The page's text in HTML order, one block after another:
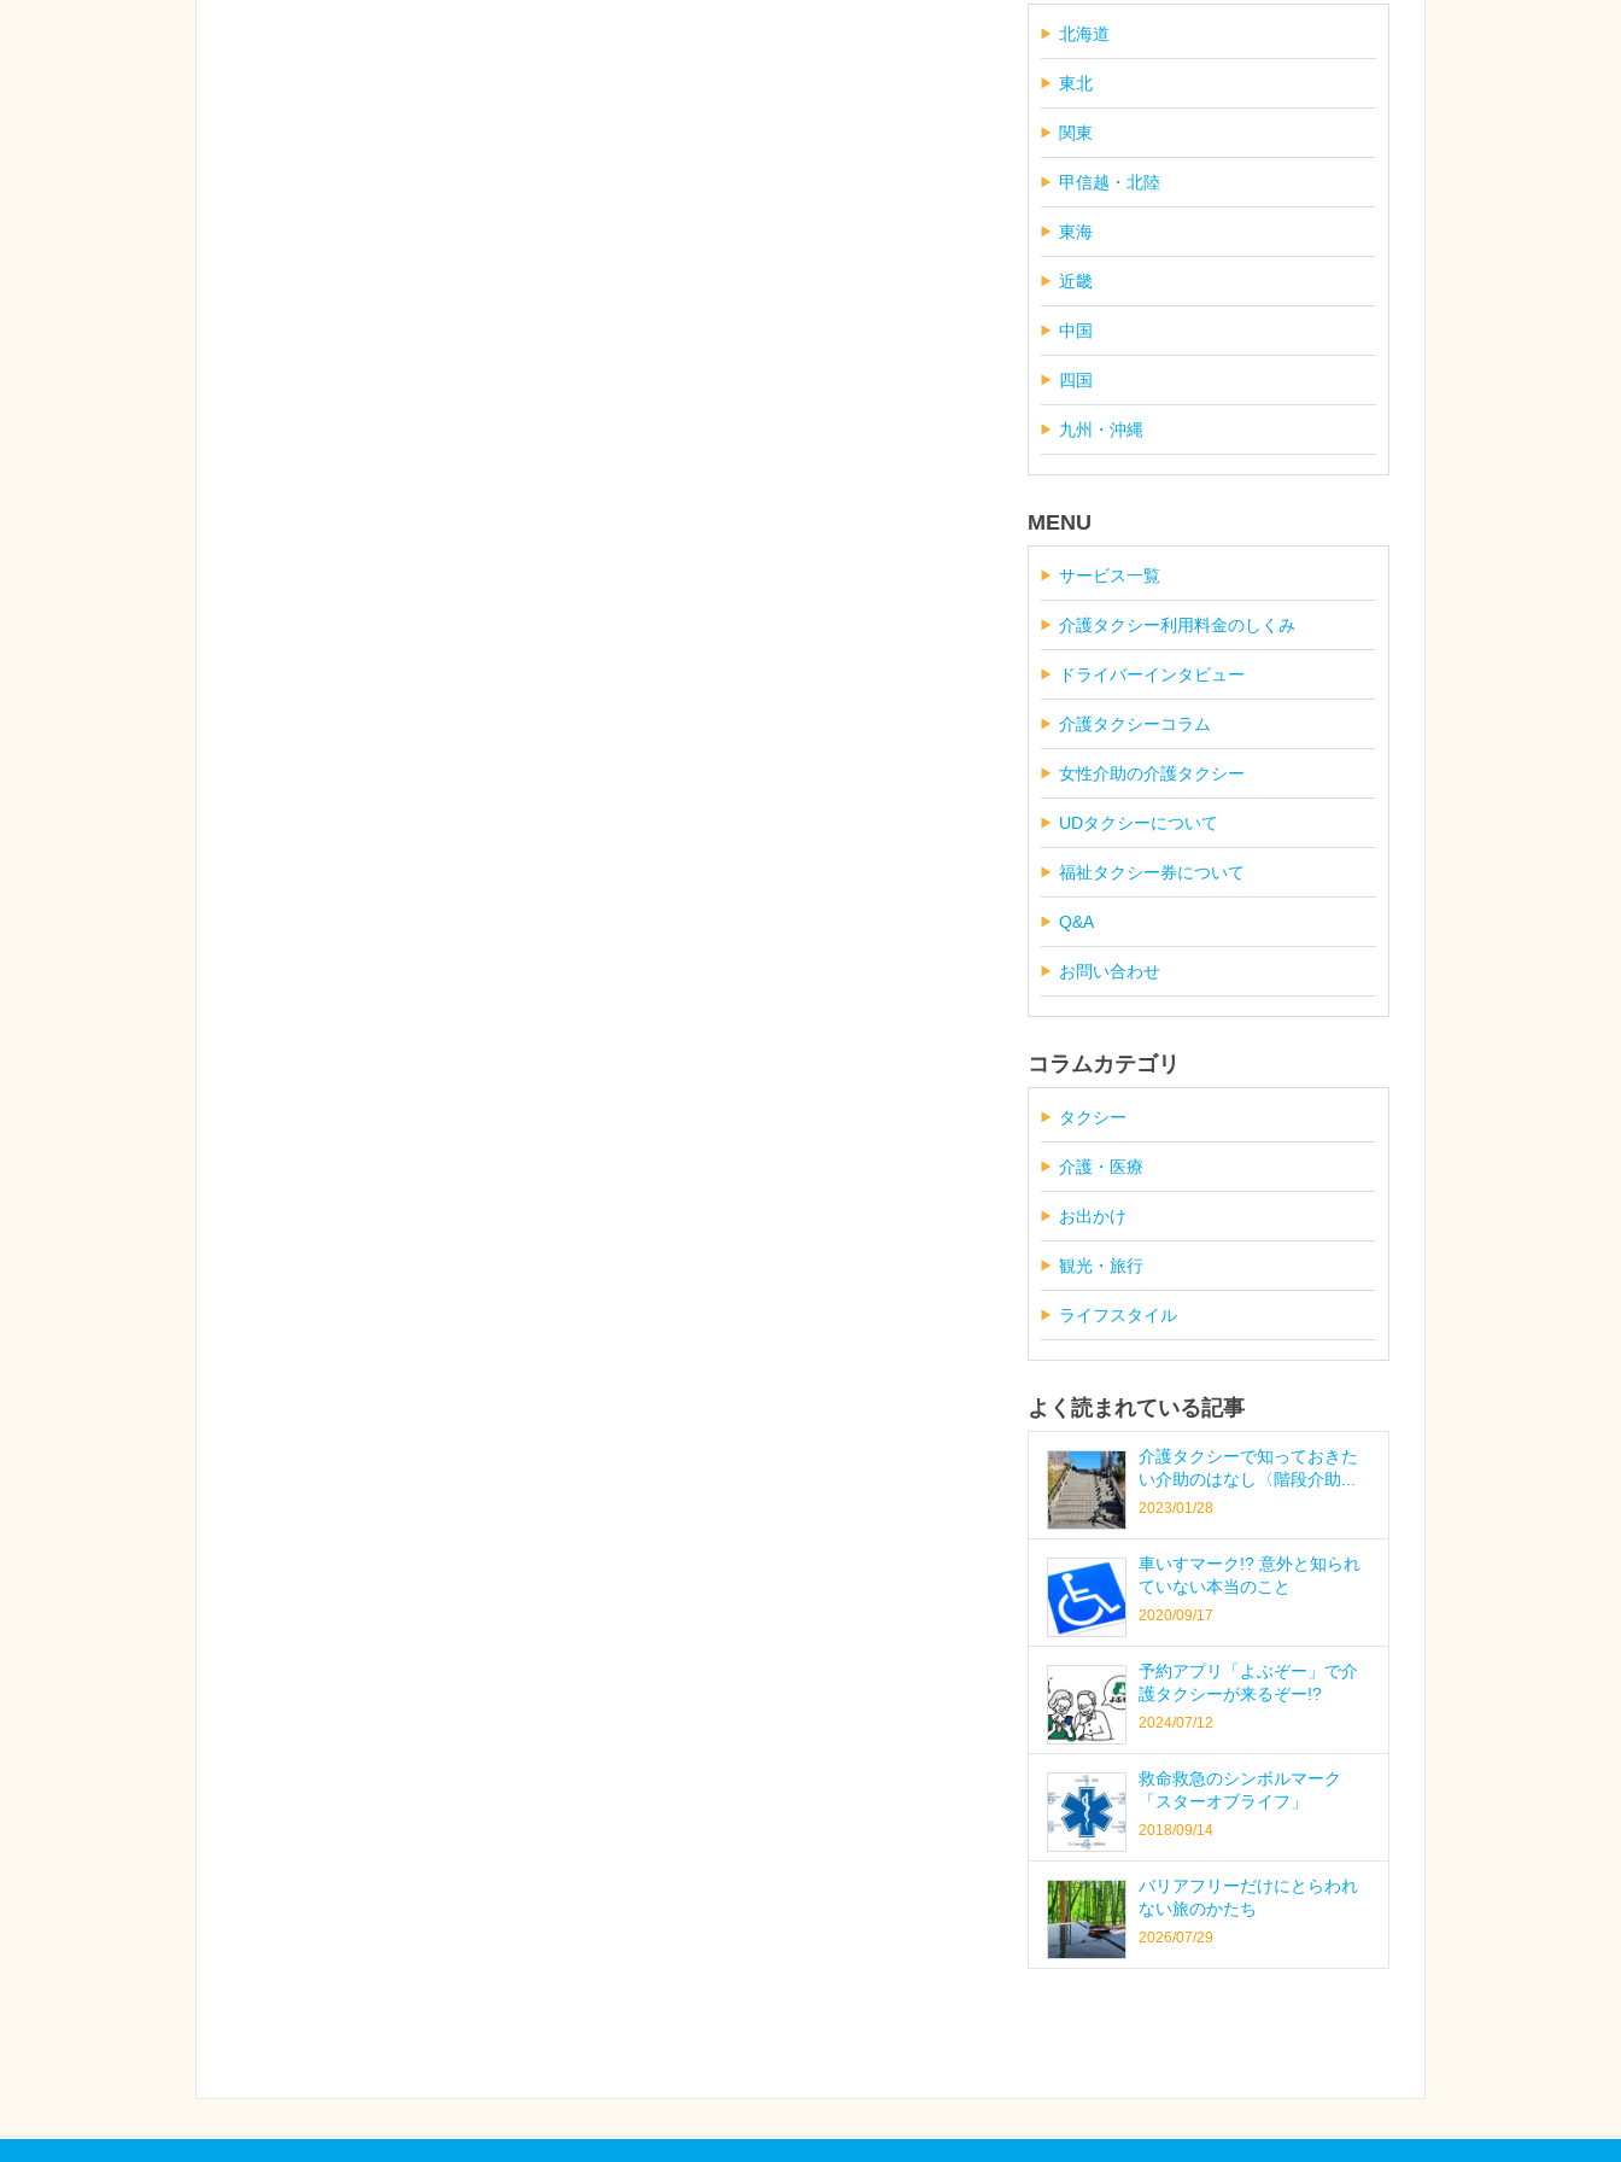
北海道
東北
関東
甲信越・北陸
東海
近畿
中国
四国
九州・沖縄
MENU
サービス一覧
介護タクシー利用料金のしくみ
ドライバーインタビュー
介護タクシーコラム
女性介助の介護タクシー
UDタクシーについて
福祉タクシー券について
Q&A
お問い合わせ
コラムカテゴリ
タクシー
介護・医療
お出かけ
観光・旅行
ライフスタイル
よく読まれている記事
介護タクシーで知っておきた
い介助のはなし〈階段介助...
2023/01/28
車いすマーク!? 意外と知られ
ていない本当のこと
2020/09/17
予約アプリ「よぶぞー」で介
護タクシーが来るぞー!?
2024/07/12
救命救急のシンボルマーク
「スターオブライフ」
2018/09/14
バリアフリーだけにとらわれ
ない旅のかたち
2026/07/29